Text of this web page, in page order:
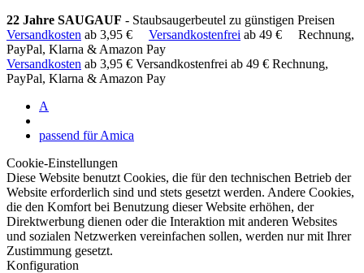
22 Jahre SAUGAUF - Staubsaugerbeutel zu günstigen Preisen
Versandkosten ab 3,95 € Versandkostenfrei ab 49 €
Rechnung,
PayPal, Klarna & Amazon Pay
Versandkosten ab 3,95 € Versandkostenfrei ab 49 € Rechnung,
PayPal, Klarna & Amazon Pay
A
passend für Amica
Cookie-Einstellungen
Diese Website benutzt Cookies, die für den technischen Betrieb der
Website erforderlich sind und stets gesetzt werden. Andere Cookies,
die den Komfort bei Benutzung dieser Website erhöhen, der
Direktwerbung dienen oder die Interaktion mit anderen Websites
und sozialen Netzwerken vereinfachen sollen, werden nur mit Ihrer
Zustimmung gesetzt.
Konfiguration